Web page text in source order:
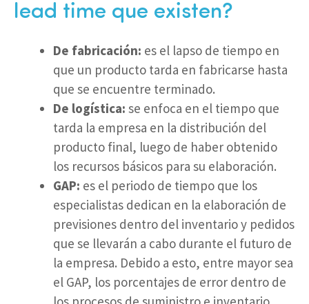
lead time que existen?
De fabricación: es el lapso de tiempo en
que un producto tarda en fabricarse hasta
que se encuentre terminado.
De logística: se enfoca en el tiempo que
tarda la empresa en la distribución del
producto final, luego de haber obtenido
los recursos básicos para su elaboración.
GAP: es el periodo de tiempo que los
especialistas dedican en la elaboración de
previsiones dentro del inventario y pedidos
que se llevarán a cabo durante el futuro de
la empresa. Debido a esto, entre mayor sea
el GAP, los porcentajes de error dentro de